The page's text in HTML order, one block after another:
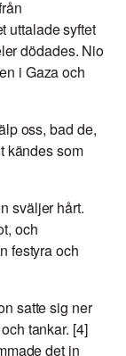
uttalade syftet
dödades. Nio
i Gaza och
oss, bad de,
kändes som
sväljer hårt.
och
festyra och
satte sig ner
tankar. [4]
det in